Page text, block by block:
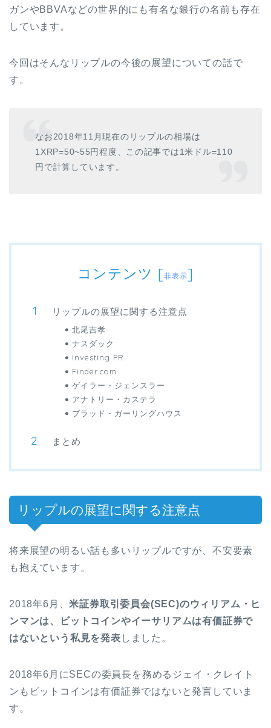
ガンやBBVAなどの世界的にも有名な銀行の名前も存在
しています。
今回はそんなリップルの今後の展望についての話で
す。
なお2018年11 月現在のリップルの相場は
1XRP=50~55円程度、この記事では1米ドル=110
円で計算しています。
コンテンツ [非表示]
リップルの展望に関する注意点
北尾吉孝
ナスダック
Investing PR
Finder.com
ゲイラー・ジェンスラー
アナトリー・カステラ
ブラッド・ガーリングハウス
まとめ
リップルの展望に関する注意点
将来展望の明るい話も多いリップルですが、不安要素
も抱えています。
2018年6 月、米証券取引委員会(SEC)のウィリアム・ヒ
ンマンは、ビットコインやイーサリアムは有価証券で
はないという私見を発表 しました。
2018年6 月にSECの委員長を務めるジェイ・クレイト
ンもビットコインは有価証券ではないと発言していま
す。